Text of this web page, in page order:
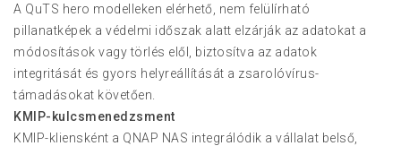
A QuTS hero modelleken elérhető, nem felülírható
pillanatképek a védelmi időszak alatt elzárják az adatokat a
módosítások vagy törlés elől, biztosítva az adatok
integritását és gyors helyreállítását a zsarolóvírus-
támadásokat követően.
KMIP-kulcsmenedzsment
KMIP-kliensként a QNAP NAS integrálódik a vállalat belső,